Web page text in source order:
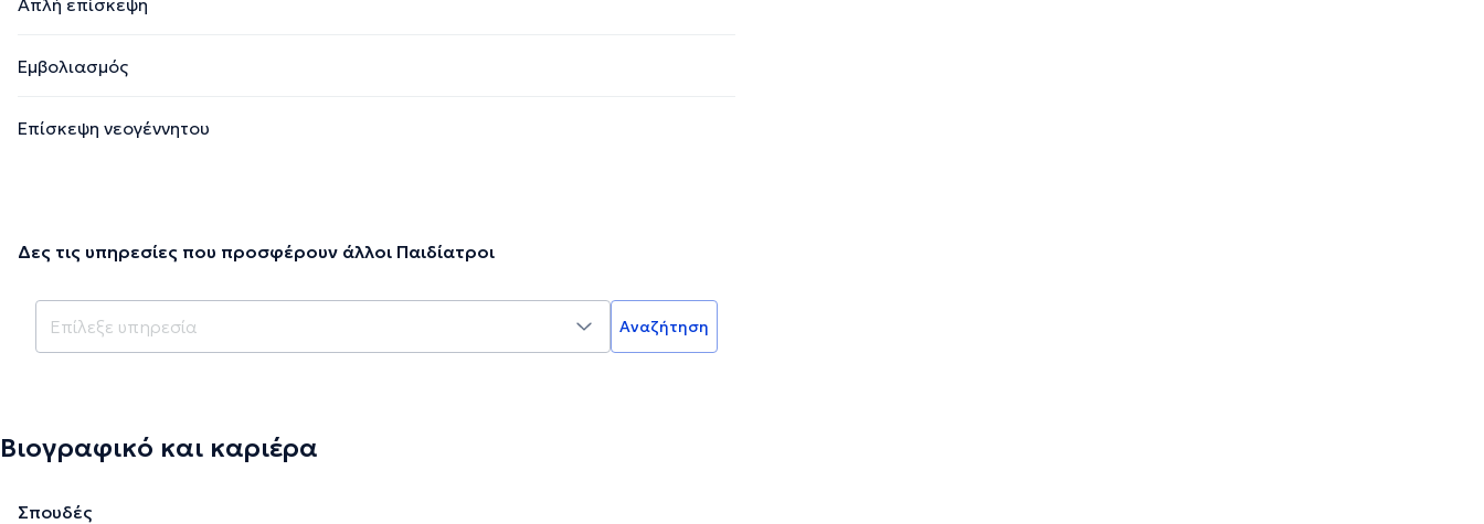
Εμβολιασμός
Επίσκεψη νεογέννητου
Δες τις υπηρεσίες που προσφέρουν άλλοι Παιδίατροι
Αναζήτηση
Βιογραφικό και καριέρα
Σπουδές